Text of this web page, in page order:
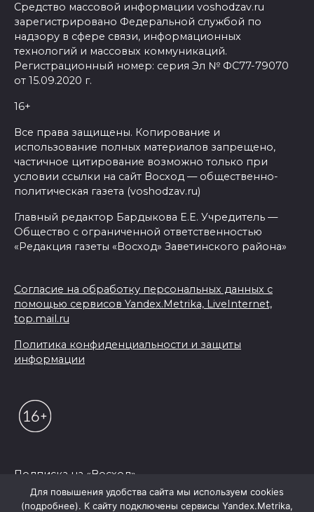
Средство массовой информации voshodzav.ru
зарегистрировано Федеральной службой по
надзору в сфере связи, информационных
технологий и массовых коммуникаций.
Регистрационный номер: серия Эл № ФС77-79070
от 15.09.2020 г.
16+
Все права защищены. Копирование и
использование полных материалов запрещено,
частичное цитирование возможно только при
условии ссылки на сайт Восход — общественно-
политическая газета (voshodzav.ru)
Главный редактор Бардыкова Е.Е. Учредитель —
Общество с ограниченной ответственностью
«Редакция газеты «Восход» Заветинского района»
Согласие на обработку персональных данных с
помощью сервисов Yandex.Metrika, LiveInternet,
top.mail.ru
Политика конфиденциальности и защиты
информации
Подписка на «Восход»
Для повышения удобства сайта мы используем cookies
(подробнее). К сайту подключены сервисы Yandex.Metrika,